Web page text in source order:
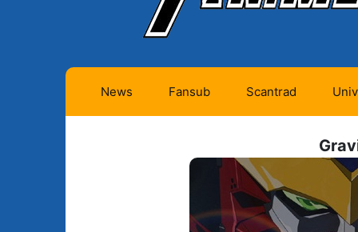
News Fansub
Animes en cours (1)
Animes terminés
(334)
Scantrad
Mangas en cours
(Privés) (4)
Mangas en cours
(Publics) (11)